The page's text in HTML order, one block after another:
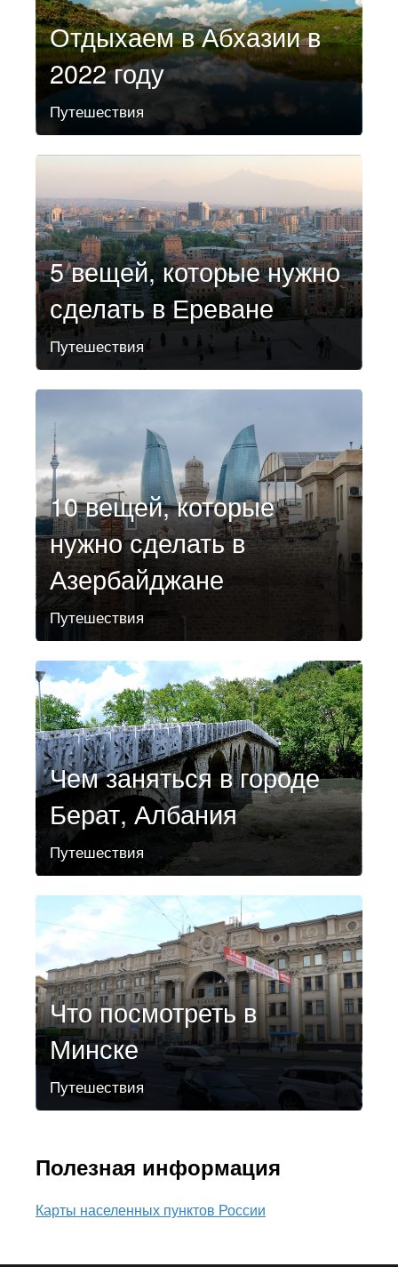
Отдыхаем в Абхазии в
2022 году
Путешествия
5 вещей, которые нужно
сделать в Ереване
Путешествия
10 вещей, которые
нужно сделать в
Азербайджане
Путешествия
Чем заняться в городе
Берат, Албания
Путешествия
Что посмотреть в
Минске
Путешествия
Полезная информация
Карты населенных пунктов России